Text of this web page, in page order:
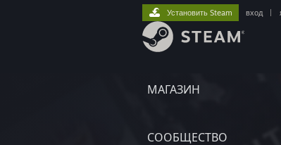
МАГАЗИН
СООБЩЕСТВО
Установить Steam вход